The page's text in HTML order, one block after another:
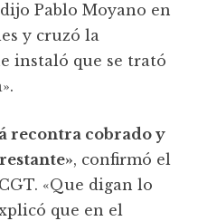
Pablo Moyano en
y cruzó la
instaló que se trató
recontra cobrado y
, confirmó el
«Que digan lo
que en el